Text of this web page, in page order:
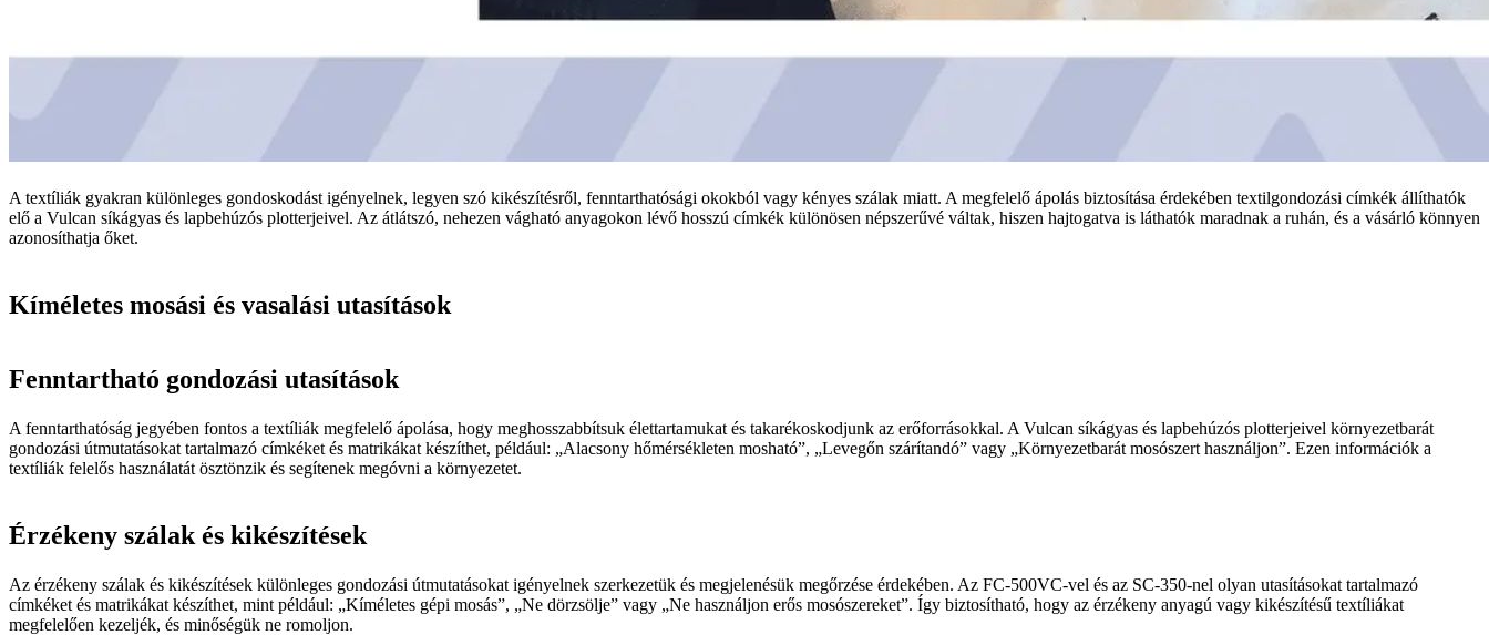
A textíliák gyakran különleges gondoskodást igényelnek, legyen szó kikészítésről, fenntarthatósági okokból vagy kényes szálak miatt. A megfelelő ápolás biztosítása érdekében textilgondozási címkék állíthatók
elő a Vulcan síkágyas és lapbehúzós plotterjeivel. Az átlátszó, nehezen vágható anyagokon lévő hosszú címkék különösen népszerűvé váltak, hiszen hajtogatva is láthatók maradnak a ruhán, és a vásárló könnyen
azonosíthatja őket.
Kíméletes mosási és vasalási utasítások
Fenntartható gondozási utasítások
A fenntarthatóság jegyében fontos a textíliák megfelelő ápolása, hogy meghosszabbítsuk élettartamukat és takarékoskodjunk az erőforrásokkal. A Vulcan síkágyas és lapbehúzós plotterjeivel környezetbarát
gondozási útmutatásokat tartalmazó címkéket és matrikákat készíthet, például: „Alacsony hőmérsékleten mosható”, „Levegőn szárítandó” vagy „Környezetbarát mosószert használjon”. Ezen információk a
textíliák felelős használatát ösztönzik és segítenek megóvni a környezetet.
Érzékeny szálak és kikészítések
Az érzékeny szálak és kikészítések különleges gondozási útmutatásokat igényelnek szerkezetük és megjelenésük megőrzése érdekében. Az FC-500VC-vel és az SC-350-nel olyan utasításokat tartalmazó
címkéket és matrikákat készíthet, mint például: „Kíméletes gépi mosás”, „Ne dörzsölje” vagy „Ne használjon erős mosószereket”. Így biztosítható, hogy az érzékeny anyagú vagy kikészítésű textíliákat
megfelelően kezeljék, és minőségük ne romoljon.